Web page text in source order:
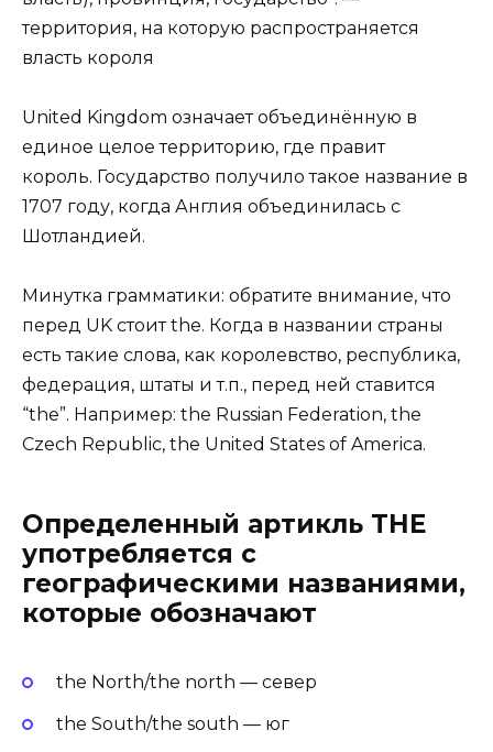
территория, на которую распространяется
власть короля
United Kingdom означает объединённую в
единое целое территорию, где правит
король. Государство получило такое название в
1707 году, когда Англия объединилась с
Шотландией.
Минутка грамматики: обратите внимание, что
перед UK стоит the. Когда в названии страны
есть такие слова, как королевство, республика,
федерация, штаты и т.п., перед ней ставится
“the”. Например: the Russian Federation, the
Czech Republic, the United States of America.
Определенный артикль THE
употребляется с
географическими названиями,
которые обозначают
the North/the north — север
the South/the south — юг